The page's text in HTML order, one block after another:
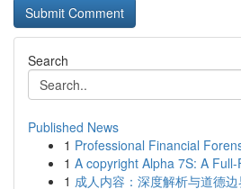
Search
Published News
1 Professional Financial
1 A copyright Alpha 7S: A
1 成人内容：深度解析与道德边